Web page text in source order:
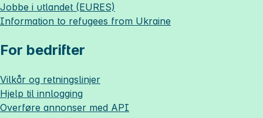
Jobbe i utlandet (EURES)
Information to refugees from Ukraine
For bedrifter
Vilkår og retningslinjer
Hjelp til innlogging
Overføre annonser med API